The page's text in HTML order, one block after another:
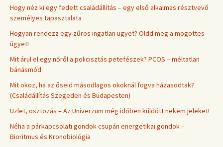
Hogy néz ki egy fedett családállítás – egy első alkalmas résztvevő
személyes tapasztalata
Hogyan rendezz egy zűrös ingatlan ügyet? Oldd meg a mögöttes
ügyet!
Mit árul el egy nőről a policisztás petefészek? PCOS – méltatlan
bánásmód
Mit okoz, ha az őseid másodlagos okoknál fogva házasodtak?
(Családállítás Szegeden és Budapesten)
Üzlet, osztozás – Az Univerzum még időben küldött nekem jeleket!
Néha a párkapcsolati gondok csupán energetikai gondok –
Bioritmus és Kronobiológia